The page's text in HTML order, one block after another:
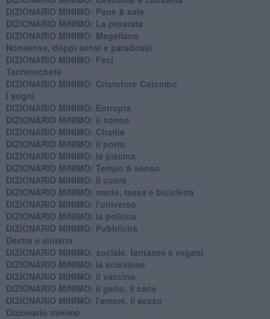
​DIZIONARIO MINIMO: Pane & sale
DIZIONARIO MINIMO: La prostata
​DIZIONARIO MINIMO: Magellano
Nonsense, doppi sensi e paradossi
DIZIONARIO MINIMO: Feci
Techetechetè
DIZIONARIO MINIMO: Cristoforo Colombo
I sogni
DIZIONARIO MINIMO: Entropia
DIZIONARIO MINIMO: il sonno
DIZIONARIO MINIMO: Charlie
DIZIONARIO MINIMO: il porto
DIZIONARIO MINIMO: la piscina
DIZIONARIO MINIMO: Tempo & senso
DIZIONARIO MINIMO: il cuore
DIZIONARIO MINIMO: morte, tasse e bicicletta
DIZIONARIO MINIMO: l'universo
DIZIONARIO MINIMO: la politica
DIZIONARIO MINIMO: Pubblicità
Destra e sinistra
DIZIONARIO MINIMO: sociale, fantasmi e vegani
DIZIONARIO MINIMO: la scissione
DIZIONARIO MINIMO: il vaccino
DIZIONARIO MINIMO: il gatto, il cane
DIZIONARIO MINIMO: l'amore, il sesso
Dizionario minimo